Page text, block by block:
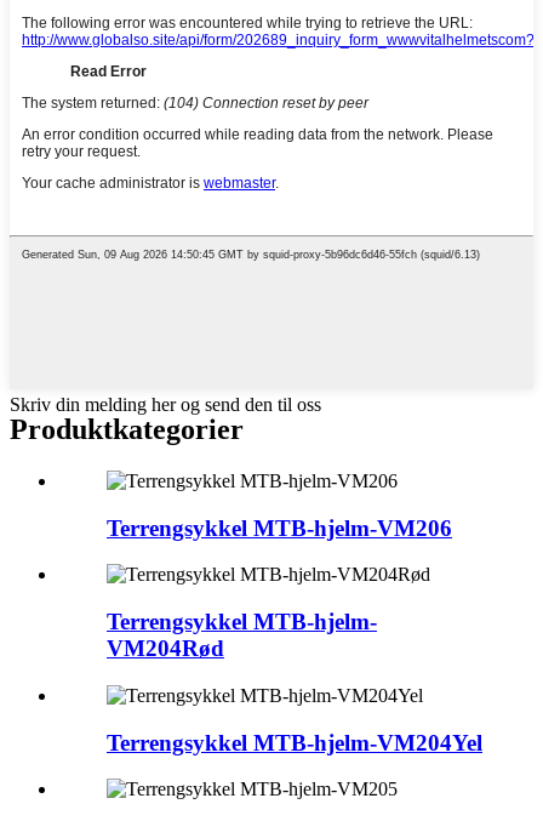
Skriv din melding her og send den til oss
Produktkategorier
Terrengsykkel MTB-hjelm-VM206
Terrengsykkel MTB-hjelm-
VM204Rød
Terrengsykkel MTB-hjelm-VM204Yel